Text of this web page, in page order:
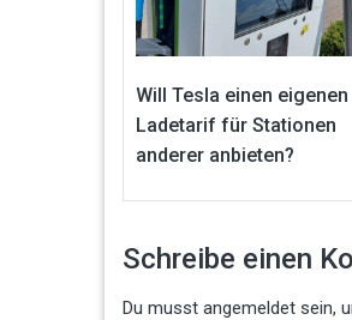
Will Tesla einen eigenen
Ladetarif für Stationen
anderer anbieten?
Schreibe einen
Du musst angemeldet sein,